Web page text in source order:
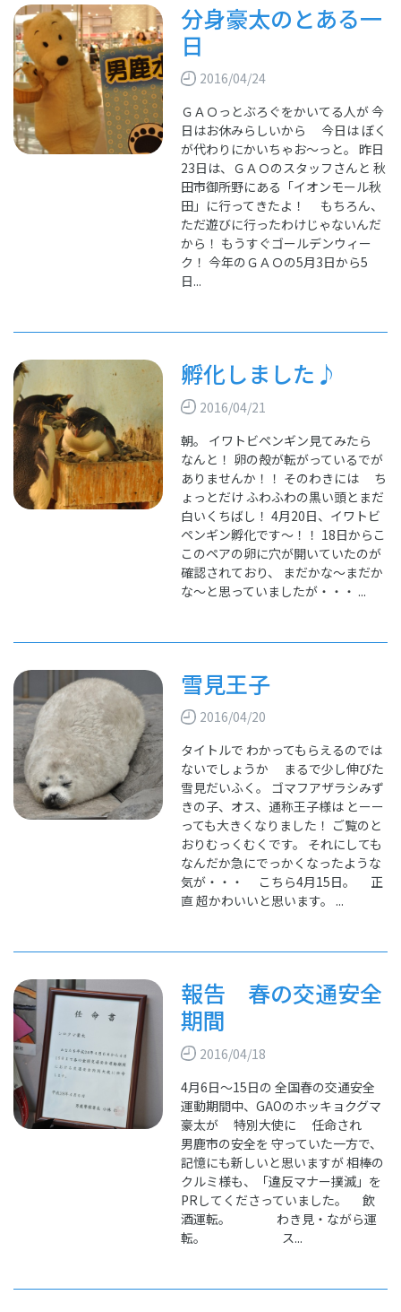
分身豪太のとある一
日
2016/04/24
ＧＡＯっとぶろぐをかいてる人が 今
日はお休みらしいから 今日は ぼく
が代わりにかいちゃお～っと。 昨日
23日は、ＧＡＯのスタッフさんと 秋
田市御所野にある「イオンモール秋
田」に行ってきたよ！ もちろん、
ただ遊びに行ったわけじゃないんだ
から！ もうすぐゴールデンウィー
ク！ 今年のＧＡＯの5月3日から5
日...
孵化しました♪
2016/04/21
朝。 イワトビペンギン見てみたら
なんと！ 卵の殻が転がっているでが
ありませんか！！ そのわきには ち
ょっとだけ ふわふわの黒い頭とまだ
白いくちばし！ 4月20日、イワトビ
ペンギン孵化です～！！ 18日からこ
このペアの卵に穴が開いていたのが
確認されており、 まだかな～まだか
な～と思っていましたが・・・ ...
雪見王子
2016/04/20
タイトルで わかってもらえるのでは
ないでしょうか まるで少し伸びた
雪見だいふく。 ゴマフアザラシみず
きの子、オス、通称王子様は とーー
っても大きくなりました！ ご覧のと
おりむっくむくです。 それにしても
なんだか急にでっかくなったような
気が・・・ こちら4月15日。 正
直 超かわいいと思います。 ...
報告 春の交通安全
期間
2016/04/18
4月6日～15日の 全国春の交通安全
運動期間中、GAOのホッキョクグマ
豪太が 特別大使に 任命され
男鹿市の安全を 守っていた一方で、
記憶にも新しいと思いますが 相棒の
クルミ様も、「違反マナー撲滅」を
PRしてくださっていました。 飲
酒運転。 わき見・ながら運
転。 ス...